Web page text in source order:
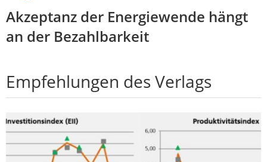
Akzeptanz der Energiewende hängt
an der Bezahlbarkeit
Empfehlungen des Verlags